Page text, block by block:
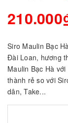
Siro Maulin Bạc
Đài Loan, hương
Maulin Bạc Hà
thành rẻ so với
dân, Take...